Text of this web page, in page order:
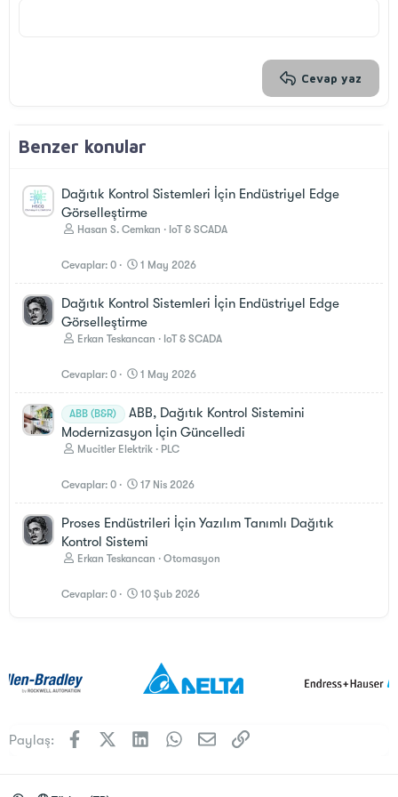
Cevap yaz
Benzer konular
Dağıtık Kontrol Sistemleri İçin Endüstriyel Edge
Görselleştirme
Hasan S. Cemkan IoT & SCADA
Cevaplar 0 1 May 2026
Dağıtık Kontrol Sistemleri İçin Endüstriyel Edge
Görselleştirme
Erkan Teskancan IoT & SCADA
Cevaplar 0 1 May 2026
ABB (B&R)
ABB, Dağıtık Kontrol Sistemini
Modernizasyon İçin Güncelledi
Mucitler Elektrik PLC
Cevaplar 0 17 Nis 2026
Proses Endüstrileri İçin Yazılım Tanımlı Dağıtık
Kontrol Sistemi
Erkan Teskancan Otomasyon
Cevaplar 0 10 Şub 2026
Paylaş: FacebookX (Twitter)LinkedInWhatsApp
E-postaLink